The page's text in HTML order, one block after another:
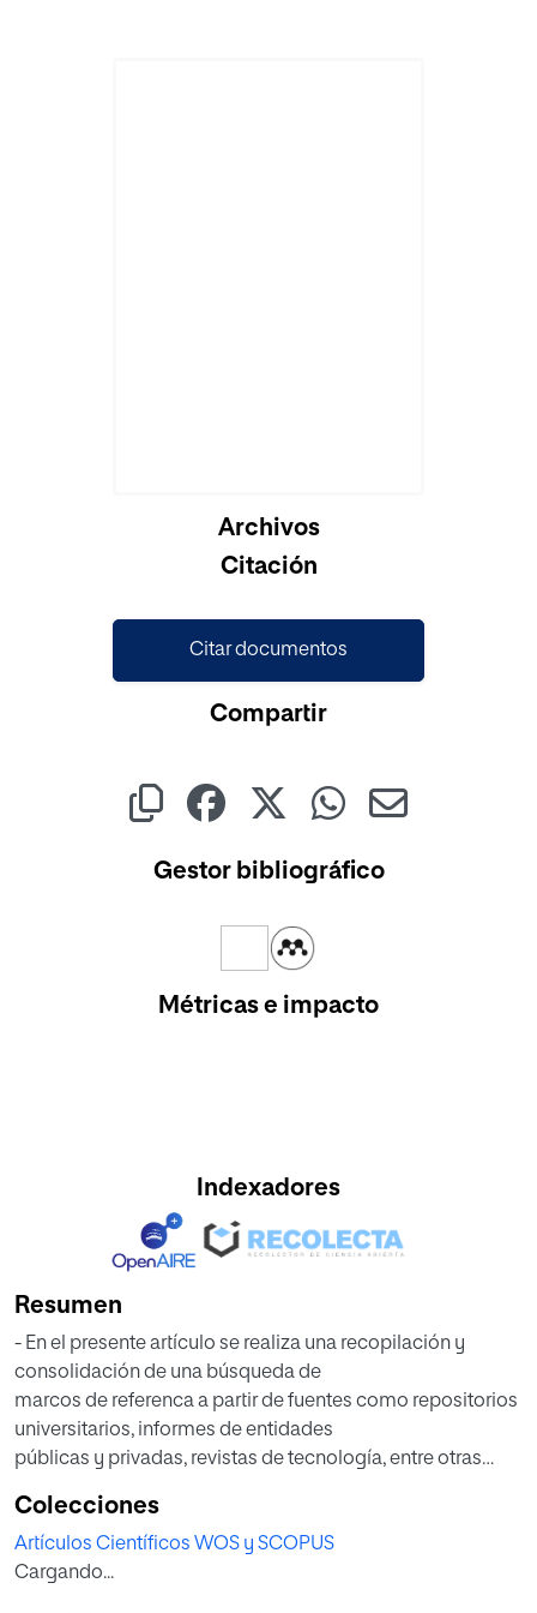
Archivos
Citación
Citar documentos
Compartir
Gestor bibliográfico
Métricas e impacto
Indexadores
Resumen
- En el presente artículo se realiza una recopilación y
consolidación de una búsqueda de
marcos de referenca a partir de fuentes como repositorios
universitarios, informes de entidades
públicas y privadas, revistas de tecnología, entre otras
valor a la investigación realizada. Para elegir los marcos
más determinantes para la construcción del
artículo, se plantearon tres (3) criterios de inclusion y cinco
Colecciones
Artículos Científicos WOS y SCOPUS
Cargando...